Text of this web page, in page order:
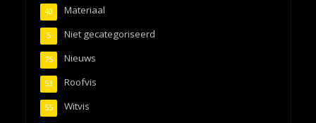
Materiaal
40
Niet gecategoriseerd
5
Nieuws
75
Roofvis
53
Witvis
55